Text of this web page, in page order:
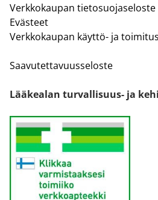
Verkkokaupan tietosuojaseloste
Evästeet
Verkkokaupan käyttö- ja
Saavutettavuusseloste
Lääkealan turvallisuus- ja